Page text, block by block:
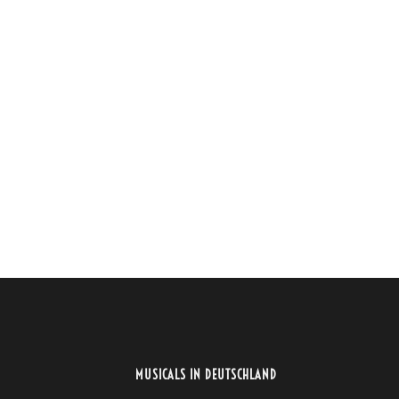
MUSICALS IN DEUTSCHLAND